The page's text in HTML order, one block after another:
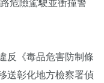
危險駕駛並衝撞警
反《毒品危害防制條
送彰化地方檢察署偵